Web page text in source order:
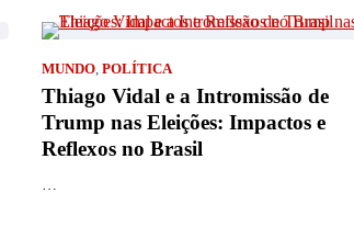
MUNDO, POLÍTICA
Thiago Vidal e a Intromissão de
Trump nas Eleições: Impactos e
Reflexos no Brasil